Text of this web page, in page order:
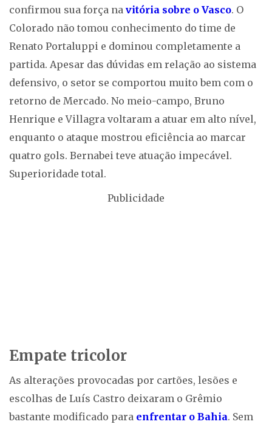
confirmou sua força na vitória sobre o Vasco. O
Colorado não tomou conhecimento do time de
Renato Portaluppi e dominou completamente a
partida. Apesar das dúvidas em relação ao sistema
defensivo, o setor se comportou muito bem com o
retorno de Mercado. No meio-campo, Bruno
Henrique e Villagra voltaram a atuar em alto nível,
enquanto o ataque mostrou eficiência ao marcar
quatro gols. Bernabei teve atuação impecável.
Superioridade total.
Publicidade
Empate tricolor
As alterações provocadas por cartões, lesões e
escolhas de Luís Castro deixaram o Grêmio
bastante modificado para enfrentar o Bahia. Sem